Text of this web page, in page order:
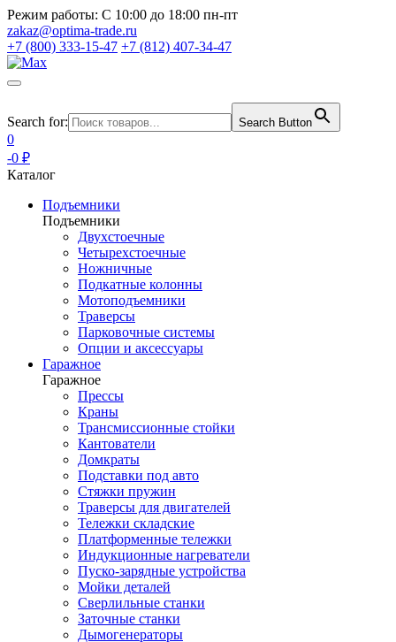
Режим работы: С 10:00 до 18:00 пн-пт
zakaz@optima-trade.ru
+7 (800) 333-15-47 +7 (812) 407-34-47
Search for: Search Button
0
-0 ₽
Каталог
Подъемники
Подъемники
Двухстоечные
Четырехстоечные
Ножничные
Подкатные колонны
Мотоподъемники
Траверсы
Парковочные системы
Опции и аксессуары
Гаражное
Гаражное
Прессы
Краны
Трансмиссионные стойки
Кантователи
Домкраты
Подставки под авто
Стяжки пружин
Траверсы для двигателей
Тележки складские
Платформенные тележки
Индукционные нагреватели
Пуско-зарядные устройства
Мойки деталей
Сверлильные станки
Заточные станки
Дымогенераторы